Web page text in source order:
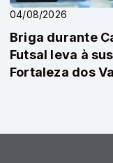
04/08/2026
Briga durante
Futsal leva à
Fortaleza dos